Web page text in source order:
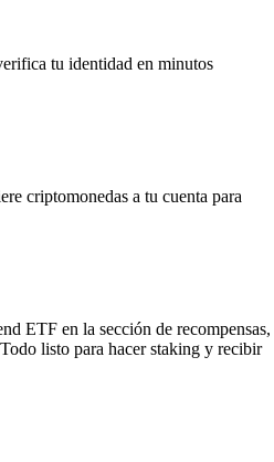
tu identidad en minutos
criptomonedas a tu cuenta para
ETF en la sección de recompensas,
listo para hacer staking y recibir